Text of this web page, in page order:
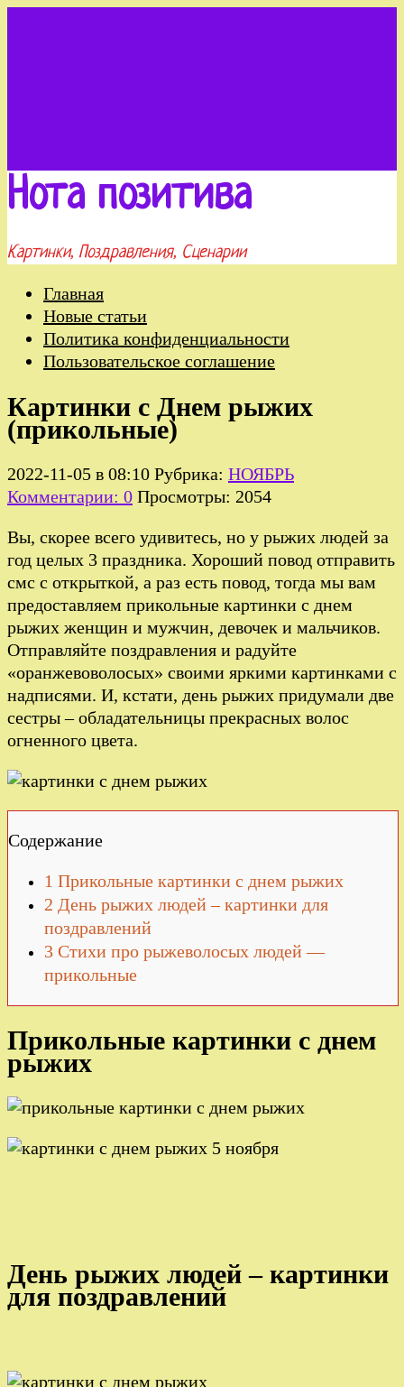
Нота позитива
Картинки, Поздравления, Сценарии
Главная
Новые статьи
Политика конфиденциальности
Пользовательское соглашение
Картинки с Днем рыжих
(прикольные)
2022-11-05 в 08:10 Рубрика: НОЯБРЬ
Комментарии: 0 Просмотры: 2054
Вы, скорее всего удивитесь, но у рыжих людей за
год целых 3 праздника. Хороший повод отправить
смс с открыткой, а раз есть повод, тогда мы вам
предоставляем прикольные картинки с днем
рыжих женщин и мужчин, девочек и мальчиков.
Отправляйте поздравления и радуйте
«оранжевоволосых» своими яркими картинками с
надписями. И, кстати, день рыжих придумали две
сестры – обладательницы прекрасных волос
огненного цвета.
Содержание
1 Прикольные картинки с днем рыжих
2 День рыжих людей – картинки для
поздравлений
3 Стихи про рыжеволосых людей —
прикольные
Прикольные картинки с днем
рыжих
День рыжих людей – картинки
для поздравлений